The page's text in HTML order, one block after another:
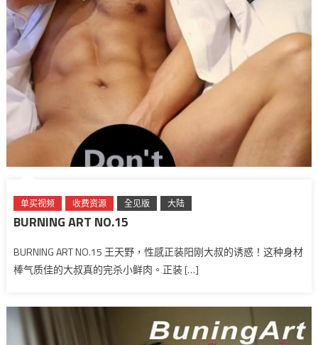
单买视频 收费资源 全见版 大陆
BURNING ART NO.15
BURNING ART NO.15 王天野，性感正装阳刚大叔的诱惑！这种身材
棒气质佳的大叔真的完杀小鲜肉。正装 […]